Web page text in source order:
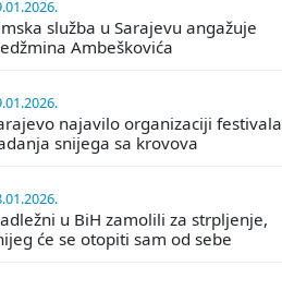
služba u Sarajevu angažuje
Ambeškovića
najavilo organizaciji festivala
snijega sa krovova
u BiH zamolili za strpljenje,
će se otopiti sam od sebe